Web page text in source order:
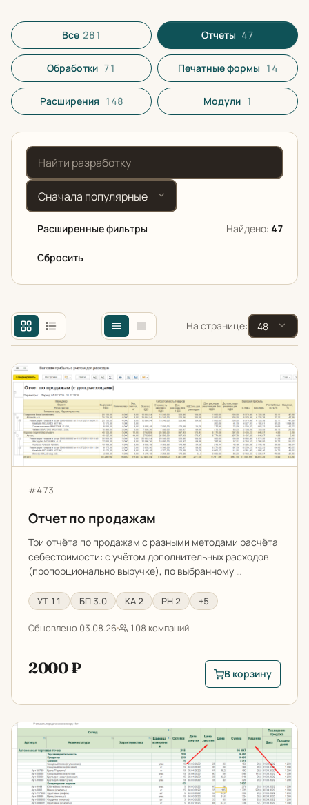
Все разработки в каталоге
Все 281 Отчеты 47
Обработки 71 Печатные формы 14
Расширения 148 Модули 1
Поиск по названию или описанию
Сортировка
Расширенные фильтры Найдено: 47
Сбросить
Назначение
Цена от (₽)
Цена до (₽)
Только разработки с демо
На странице:
Отчет по продажам
Артикул:
#473
Отчет по продажам
Три отчёта по продажам с разными методами расчёта
себестоимости: с учётом дополнительных расходов
(пропорционально выручке), по выбранному …
УТ 11 БП 3.0 КА 2 РН 2 +5
Обновлено 03.08.26 108 компаний
2000 ₽
В корзину: Отчет
В корзину
Отчет по непродаваемым товарам